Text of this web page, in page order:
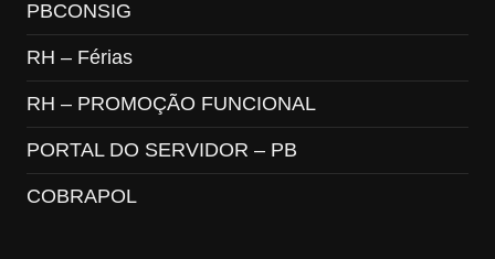
PBCONSIG
RH – Férias
RH – PROMOÇÃO FUNCIONAL
PORTAL DO SERVIDOR – PB
COBRAPOL